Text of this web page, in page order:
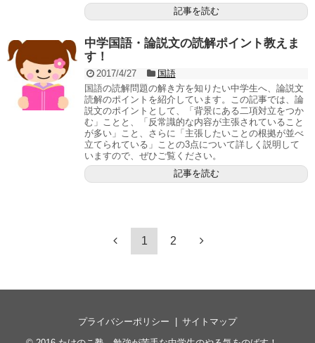
記事を読む
中学国語・論説文の読解ポイント教えま
す！
2017/4/27
国語
国語の読解問題の解き方を知りたい中学生へ、論説文
読解のポイントを紹介しています。この記事では、論
説文のポイントとして、「背景にある二項対立をつか
む」ことと、「反常識的な内容が主張されていること
が多い」こと、さらに「主張したいことの根拠が並べ
立てられている」ことの3点について詳しく説明して
いますので、ぜひご覧ください。
記事を読む
1 2
プライバシーポリシー
サイトマップ